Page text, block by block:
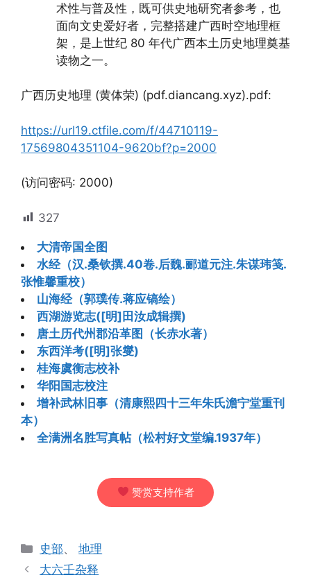
术性与普及性，既可供史地研究者参考，也
面向文史爱好者，完整搭建广西时空地理框
架，是上世纪 80 年代广西本土历史地理奠基
读物之一。
广西历史地理 (黄体荣) (pdf.diancang.xyz).pdf:
https://url19.ctfile.com/f/44710119-
17569804351104-9620bf?p=2000
(访问密码: 2000)
327
大清帝国全图
水经（汉.桑钦撰.40卷.后魏.郦道元注.朱谋玮笺.
张惟馨重校）
山海经（郭璞传.蒋应镐绘）
西湖游览志([明]田汝成辑撰)
唐土历代州郡沿革图（长赤水著）
东西洋考([明]张燮)
桂海虞衡志校补
华阳国志校注
增补武林旧事（清康熙四十三年朱氏澹宁堂重刊
本）
全满洲名胜写真帖（松村好文堂编.1937年）
赞赏支持作者
分
类
史部、地理
大六壬杂释